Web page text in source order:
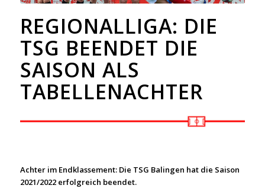
REGIONALLIGA: DIE
TSG BEENDET DIE
SAISON ALS
TABELLENACHTER
Achter im Endklassement: Die TSG Balingen hat die Saison
2021/2022 erfolgreich beendet.